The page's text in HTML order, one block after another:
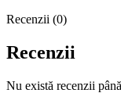
Recenzii (0)
Recenzii
Nu există recenzii